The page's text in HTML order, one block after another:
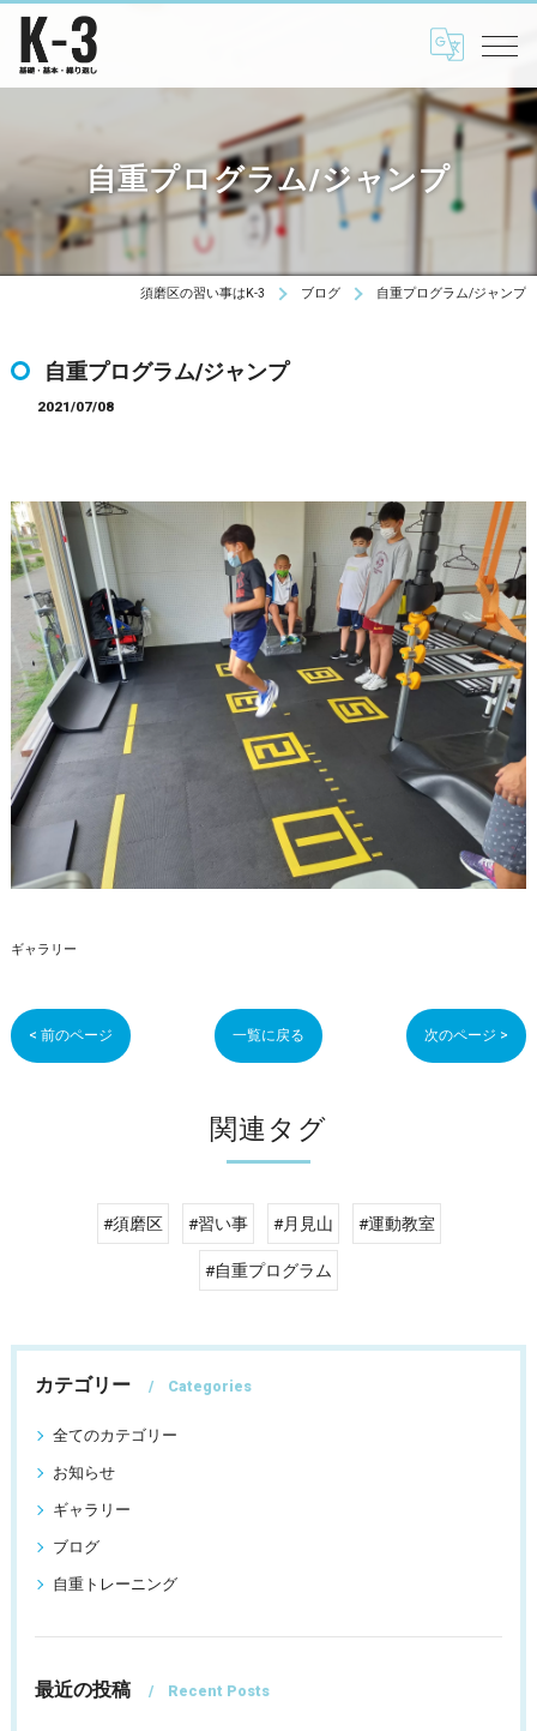
自重プログラム/ジャンプ
須磨区の習い事はK-3 ブログ 自重プログラム/ジャンプ
自重プログラム/ジャンプ
2021/07/08
ギャラリー
< 前のページ 一覧に戻る 次のページ >
関連タグ
#須磨区 #習い事 #月見山 #運動教室
#自重プログラム
カテゴリー Categories
全てのカテゴリー
お知らせ
ギャラリー
ブログ
自重トレーニング
最近の投稿 Recent Posts